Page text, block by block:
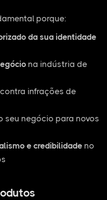
porque:
da sua identidade
na indústria de
infrações de
seu negócio para novos
e credibilidadeno